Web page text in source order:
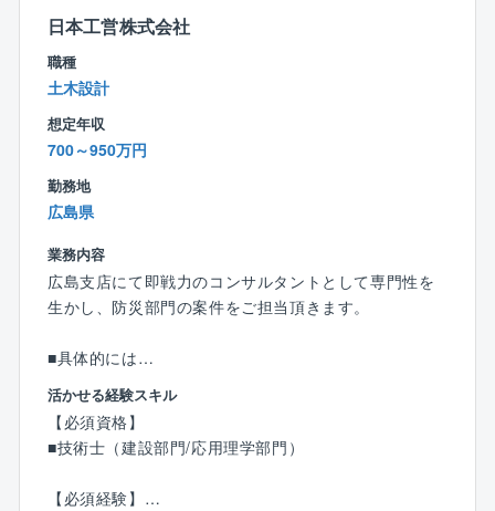
◎スタンディングミーティングの実施
◎地域限定制度の導入
◎その他
「健康経営優良法人（ホワイト500）」（大規模法人部
門）に7年連続で認定！
社員の健康維持・向上を図る取り組みを積極的に展
開。
大企業認定は497社でそのうちの1社に入り、業界内で
■組織風土：
同社の強みは「総合力」と「チームとしてのまとま
交通運輸・農業・環境・地盤・情報・電力など、同社
部門からアドバイスを頂くこともございます。
またチームで動くことが多い仕事ですので、チーム力
の高い組織で働きたい方にはお勧めです。
日本工営株式会社
職種
土木設計
想定年収
700～950万円
勤務地
広島県
業務内容
広島支店にて即戦力のコンサルタントとして専門性を
生かし、防災部門の案件をご担当頂きます。
■具体的には
対象事業は、地すべり対策事業、河川事業、道路事業
となります。
国・県および市町村から受注した、地すべり・急傾
斜、ダム貯水池の斜面安定、道路防災等の案件に対応
活かせる経験スキル
【必須資格】
■技術士（建設部門/応用理学部門）
【必須経験】